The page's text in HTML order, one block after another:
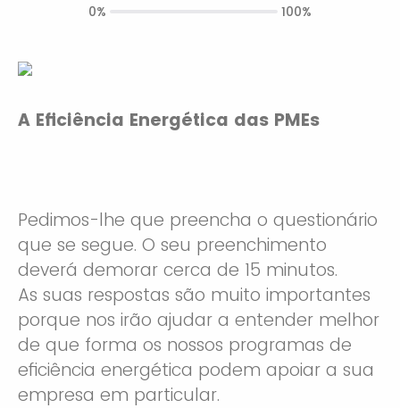
A Eficiência Energética das PMEs
Pedimos-lhe que preencha o questionário
que se segue. O seu preenchimento
deverá demorar cerca de 15 minutos.
As suas respostas são muito importantes
porque nos irão ajudar a entender melhor
de que forma os nossos programas de
eficiência energética podem apoiar a sua
empresa em particular.
0% 100%